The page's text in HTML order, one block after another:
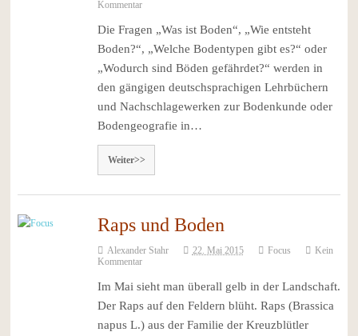
Kommentar
Die Fragen „Was ist Boden“, „Wie entsteht
Boden?“, „Welche Bodentypen gibt es?“ oder
„Wodurch sind Böden gefährdet?“ werden in
den gängigen deutschsprachigen Lehrbüchern
und Nachschlagewerken zur Bodenkunde oder
Bodengeografie in…
Weiter>>
Raps und Boden
Alexander Stahr 22. Mai 2015 Focus
Kein
Kommentar
Im Mai sieht man überall gelb in der Landschaft.
Der Raps auf den Feldern blüht. Raps (Brassica
napus L.) aus der Familie der Kreuzblütler